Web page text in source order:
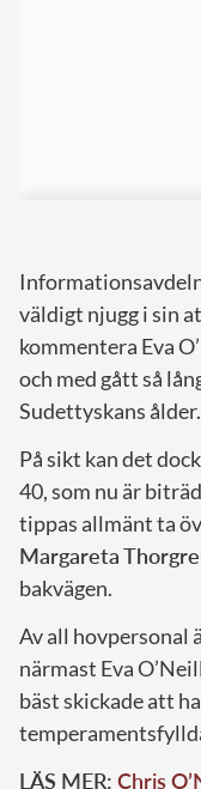
väldigt njugg i sin
kommentera Eva
och med gått så
Sudettyskans ålder.
På sikt kan det
40, som nu är
tippas allmänt ta
Margareta
bakvägen.
Av all hovpersonal
närmast Eva
bäst skickade att
LÄS MER: Chris